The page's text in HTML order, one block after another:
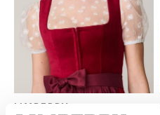
LIMBERRY